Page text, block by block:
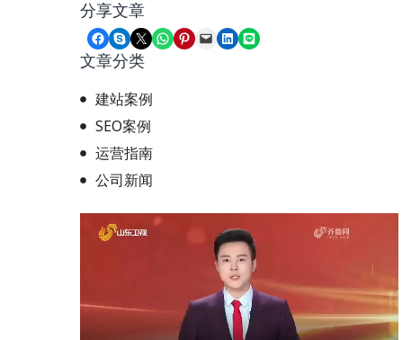
分享文章
Share on Facebook
Share on Skype
Share on X Share on WhatsApp
Share on Pinterest
Email this PageShare on LinkedIn
Share on LINE
文章分类
建站案例
SEO案例
运营指南
公司新闻